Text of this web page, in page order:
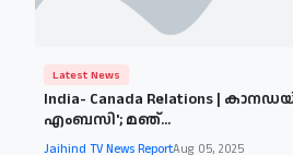
Latest News
India- Canada Relations |
എംബസി'; മഞ്...
Jaihind TV News ReportAug 05, 2025